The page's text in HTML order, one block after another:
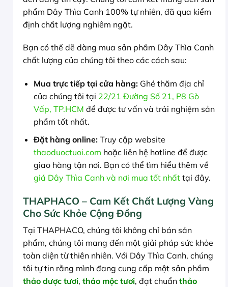
phẩm Dây Thìa Canh 100% tự nhiên, đã qua kiểm
định chất lượng nghiêm ngặt.
Bạn có thể dễ dàng mua sản phẩm Dây Thìa Canh
chất lượng của chúng tôi theo các cách sau:
Mua trực tiếp tại cửa hàng:Ghé thăm địa chỉ
của chúng tôi tại 22/21 Đường Số 21, P8 Gò
Vấp, TP.HCM để được tư vấn và trải nghiệm sản
phẩm tốt nhất.
Đặt hàng online:Truy cập website
thaoduoctuoi.com hoặc liên hệ hotline để được
giao hàng tận nơi. Bạn có thể tìm hiểu thêm về
giá Dây Thìa Canh và nơi mua tốt nhấttại đây.
THAPHACO – Cam Kết Chất Lượng Vàng
Cho Sức Khỏe Cộng Đồng
Tại THAPHACO, chúng tôi không chỉ bán sản
phẩm, chúng tôi mang đến một giải pháp sức khỏe
toàn diện từ thiên nhiên. Với Dây Thìa Canh, chúng
tôi tự tin rằng mình đang cung cấp một sản phẩm
thảo dược tươi, thảo mộc tươi, đạt chuẩn thảo